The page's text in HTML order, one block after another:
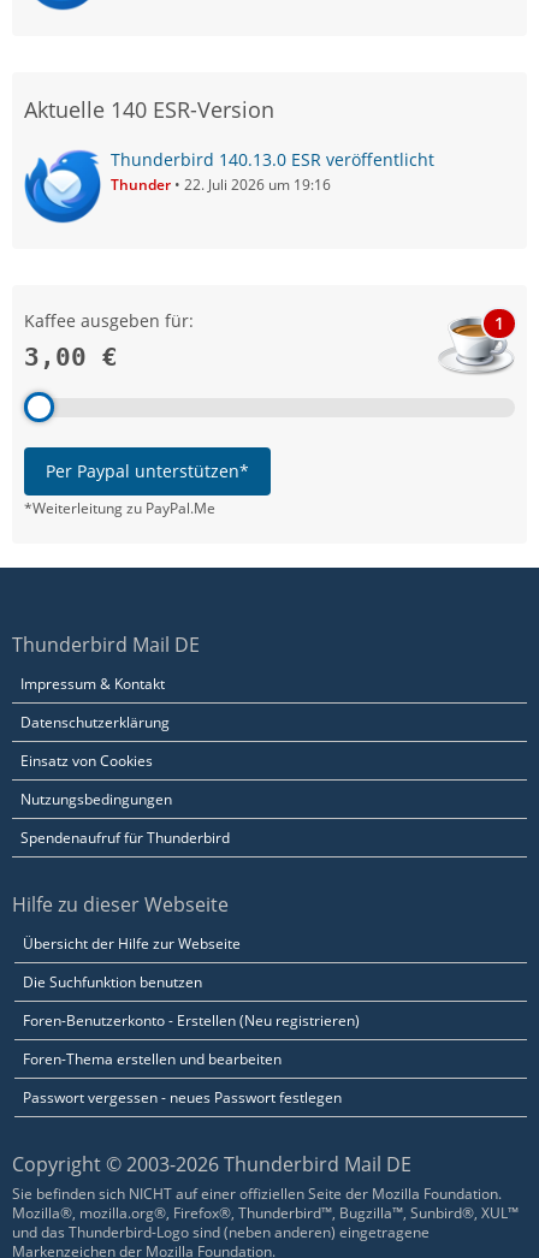
Aktuelle 140 ESR-Version
Thunderbird 140.13.0 ESR veröffentlicht
Thunder 22. Juli 2026 um 19:16
Kaffee ausgeben für:
3,00 €
1
Per Paypal unterstützen*
*Weiterleitung zu PayPal.Me
Thunderbird Mail DE
Impressum & Kontakt
Datenschutzerklärung
Einsatz von Cookies
Nutzungsbedingungen
Spendenaufruf für Thunderbird
Hilfe zu dieser Webseite
Übersicht der Hilfe zur Webseite
Die Suchfunktion benutzen
Foren-Benutzerkonto - Erstellen (Neu registrieren)
Foren-Thema erstellen und bearbeiten
Passwort vergessen - neues Passwort festlegen
Copyright © 2003-2026 Thunderbird Mail DE
Sie befinden sich NICHT auf einer offiziellen Seite der Mozilla Foundation.
Mozilla®, mozilla.org®, Firefox®, Thunderbird™, Bugzilla™, Sunbird®, XUL™
und das Thunderbird-Logo sind (neben anderen) eingetragene
Markenzeichen der Mozilla Foundation.